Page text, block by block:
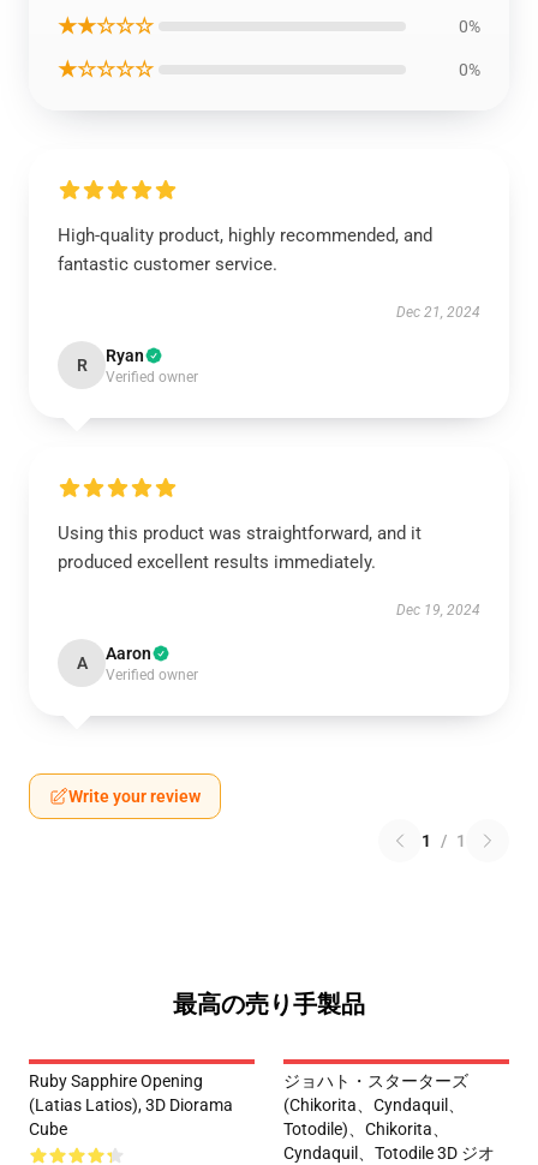
★★☆☆☆ 0%
★☆☆☆☆ 0%
High-quality product, highly recommended, and
fantastic customer service.
Dec 21, 2024
R Ryan
Verified owner
Using this product was straightforward, and it
produced excellent results immediately.
Dec 19, 2024
A Aaron
Verified owner
Write your review
1 / 1
最高の売り手製品
Ruby Sapphire Opening
(Latias Latios), 3D Diorama
Cube
ジョハト・スターターズ
(Chikorita、Cyndaquil、
Totodile)、Chikorita、
Cyndaquil、Totodile 3D ジオ